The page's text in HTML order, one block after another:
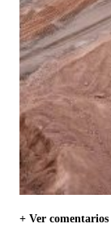
+ Ver comentarios